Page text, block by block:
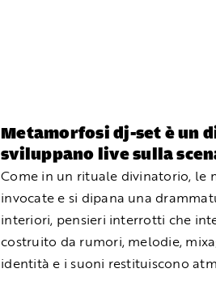
Metamorfosi dj-set è un
sviluppano live sulla
Come in un rituale divinatorio, le
invocate e si dipana una
interiori, pensieri interrotti che
costruito da rumori, melodie,
identità e i suoni restituiscono